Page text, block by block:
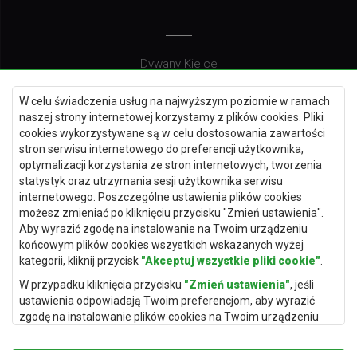
W celu świadczenia usług na najwyższym poziomie w ramach
naszej strony internetowej korzystamy z plików cookies. Pliki
cookies wykorzystywane są w celu dostosowania zawartości
stron serwisu internetowego do preferencji użytkownika,
optymalizacji korzystania ze stron internetowych, tworzenia
statystyk oraz utrzymania sesji użytkownika serwisu
internetowego. Poszczególne ustawienia plików cookies
możesz zmieniać po kliknięciu przycisku "Zmień ustawienia".
Aby wyrazić zgodę na instalowanie na Twoim urządzeniu
końcowym plików cookies wszystkich wskazanych wyżej
kategorii, kliknij przycisk "Akceptuj wszystkie pliki cookie"
W przypadku kliknięcia przycisku "Zmień ustawienia", jeśli
ustawienia odpowiadają Twoim preferencjom, aby wyrazić
zgodę na instalowanie plików cookies na Twoim urządzeniu
Dywany Kielce
Dywany Gdańsk
Dywany Toruń
Dywany Bydgoszcz
Dywany Łódź
Dywany Katowice
Dywany Rzeszów
Dywany Częstochowa